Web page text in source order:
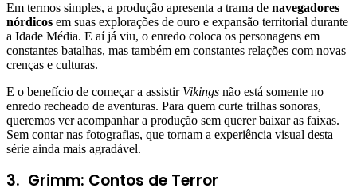
Em termos simples, a produção apresenta a trama de navegadores
nórdicos em suas explorações de ouro e expansão territorial durante
a Idade Média. E aí já viu, o enredo coloca os personagens em
constantes batalhas, mas também em constantes relações com novas
crenças e culturas.
E o benefício de começar a assistir Vikings não está somente no
enredo recheado de aventuras. Para quem curte trilhas sonoras,
queremos ver acompanhar a produção sem querer baixar as faixas.
Sem contar nas fotografias, que tornam a experiência visual desta
série ainda mais agradável.
3. Grimm: Contos de Terror